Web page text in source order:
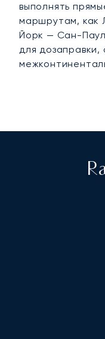
выполнять
маршрутам, как
Йорк — Сан-
для дозаправки,